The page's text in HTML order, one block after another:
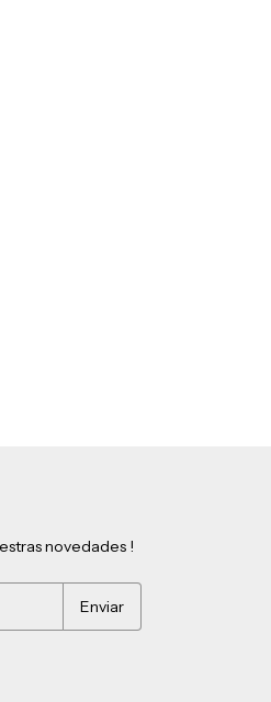
novedades !